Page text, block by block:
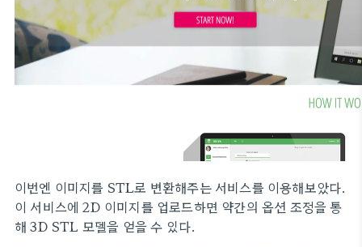
이번엔 이미지를 STL로 변환해주는 서비스를 이용해보았다.
이 서비스에 2D 이미지를 업로드하면 약간의 옵션 조정을 통
해 3D STL 모델을 얻을 수 있다.